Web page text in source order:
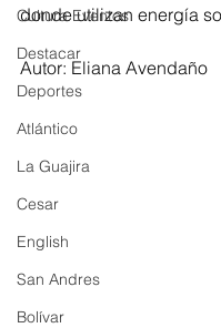
Cultura Eventos
Destacar
Deportes
Atlántico
La Guajira
Cesar
English
San Andres
Bolívar
donde utilizan energía
Autor: Eliana Avendaño